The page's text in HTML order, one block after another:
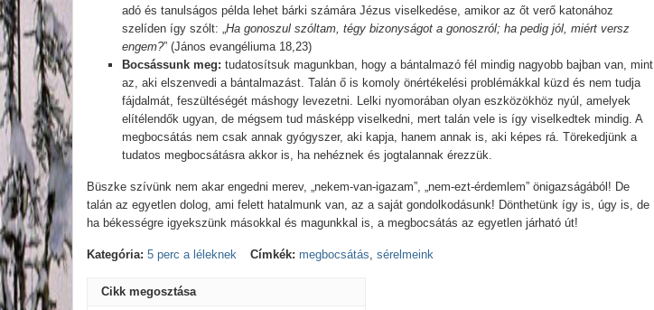
adó és tanulságos példa lehet bárki számára Jézus viselkedése, amikor az őt verő katonához
szelíden így szólt: „ Ha gonoszul szóltam, tégy bizonyságot a gonoszról; ha pedig jól, miért versz
engem?” (János evangéliuma 18,23)
Bocsássunk meg: tudatosítsuk magunkban, hogy a bántalmazó fél mindig nagyobb bajban van, mint
az, aki elszenvedi a bántalmazást. Talán ő is komoly önértékelési problémákkal küzd és nem tudja
fájdalmát, feszültéségét máshogy levezetni. Lelki nyomorában olyan eszközökhöz nyúl, amelyek
elítélendők ugyan, de mégsem tud másképp viselkedni, mert talán vele is így viselkedtek mindig. A
megbocsátás nem csak annak gyógyszer, aki kapja, hanem annak is, aki képes rá. Törekedjünk a
tudatos megbocsátásra akkor is, ha nehéznek és jogtalannak érezzük.
Büszke szívünk nem akar engedni merev, „nekem-van-igazam”, „nem-ezt-érdemlem” önigazságából! De
talán az egyetlen dolog, ami felett hatalmunk van, az a saját gondolkodásunk! Dönthetünk így is, úgy is, de
ha békességre igyekszünk másokkal és magunkkal is, a megbocsátás az egyetlen járható út!
Kategória: 5 perc a léleknek Címkék: megbocsátás sérelmeink
Cikk megosztása